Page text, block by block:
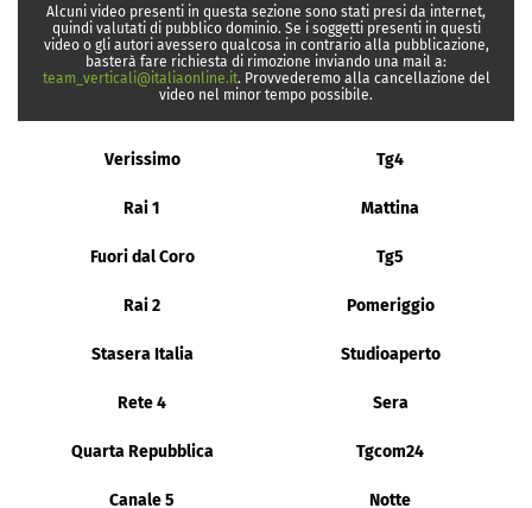
Alcuni video presenti in questa sezione sono stati presi da internet,
quindi valutati di pubblico dominio. Se i soggetti presenti in questi
video o gli autori avessero qualcosa in contrario alla pubblicazione,
basterà fare richiesta di rimozione inviando una mail a:
team_verticali@italiaonline.it. Provvederemo alla cancellazione del
video nel minor tempo possibile.
Verissimo Tg4
Rai 1 Mattina
Fuori dal Coro Tg5
Rai 2 Pomeriggio
Stasera Italia Studioaperto
Rete 4 Sera
Quarta Repubblica Tgcom24
Canale 5 Notte